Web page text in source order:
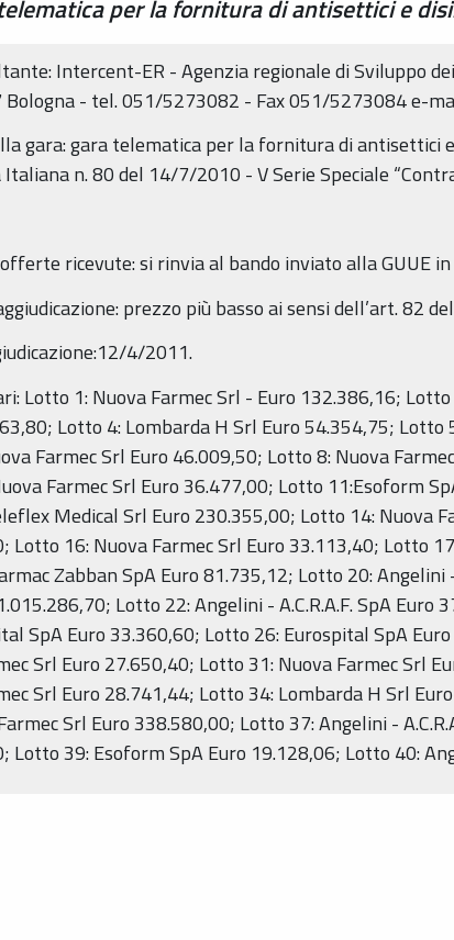
per la fornitura di antisettici e
Intercent-ER - Agenzia regionale di Sviluppo
- tel. 051/5273082 - Fax 051/5273084 e-
gara: gara telematica per la fornitura di
Italiana n. 80 del 14/7/2010 - V Serie Speciale
ricevute: si rinvia al bando inviato alla GUUE
prezzo più basso ai sensi dell’art. 82
4/2011.
Lotto 1: Nuova Farmec Srl - Euro 132.386,16;
Lotto 4: Lombarda H Srl Euro 54.354,75; Lotto
Farmec Srl Euro 46.009,50; Lotto 8: Nuova
Farmec Srl Euro 36.477,00; Lotto 11:Esoform
Medical Srl Euro 230.355,00; Lotto 14: Nuova
Lotto 16: Nuova Farmec Srl Euro 33.113,40; Lotto
Zabban SpA Euro 81.735,12; Lotto 20: Angelini
Lotto 22: Angelini - A.C.R.A.F. SpA
SpA Euro 33.360,60; Lotto 26: Eurospital SpA
Srl Euro 27.650,40; Lotto 31: Nuova Farmec Srl
Srl Euro 28.741,44; Lotto 34: Lombarda H Srl
Srl Euro 338.580,00; Lotto 37: Angelini -
Lotto 39: Esoform SpA Euro 19.128,06; Lotto 40: